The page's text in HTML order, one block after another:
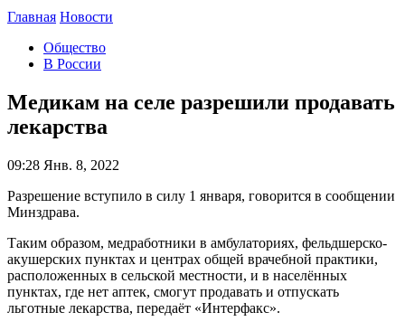
Главная Новости
Общество
В России
Медикам на селе разрешили продавать
лекарства
09:28 Янв. 8, 2022
Разрешение вступило в силу 1 января, говорится в сообщении
Минздрава.
Таким образом, медработники в амбулаториях, фельдшерско-
акушерских пунктах и центрах общей врачебной практики,
расположенных в сельской местности, и в населённых
пунктах, где нет аптек, смогут продавать и отпускать
льготные лекарства, передаёт «Интерфакс».